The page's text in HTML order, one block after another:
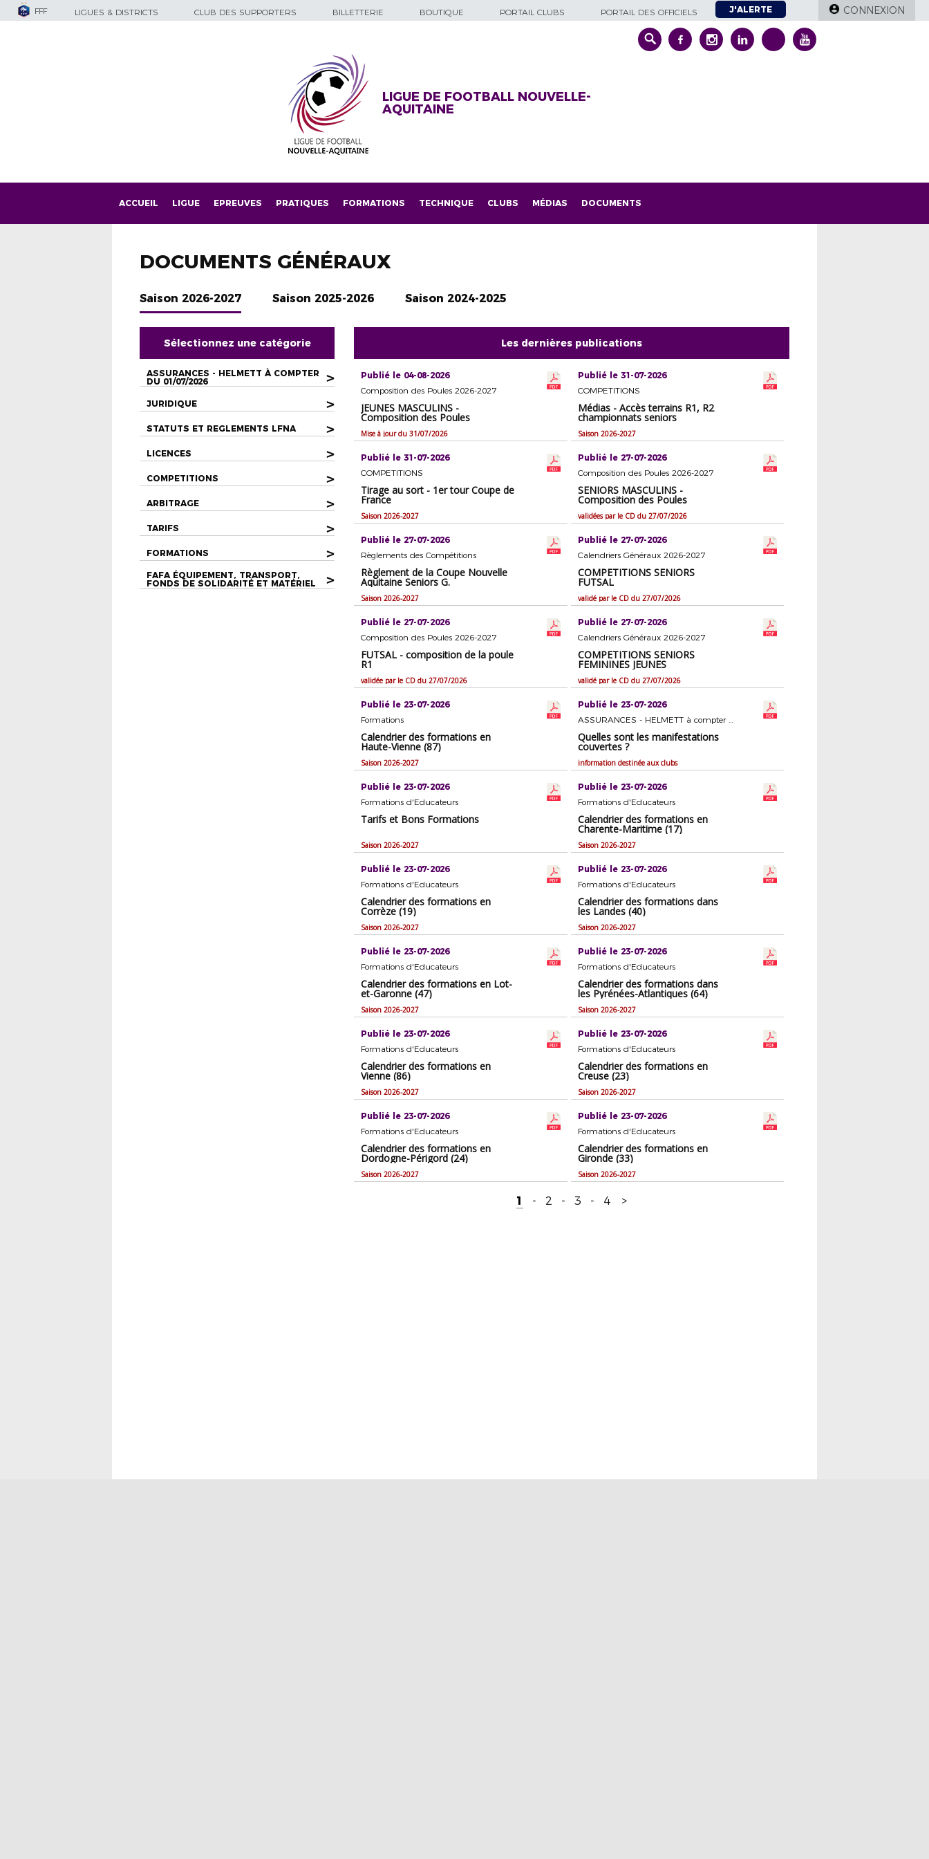
FFF LIGUES & DISTRICTS CLUB DES SUPPORTERS BILLETTERIE BOUTIQUE PORTAIL CLUBS PORTAIL DES OFFICIELS J'ALERTE CONNEXION
LIGUE DE FOOTBALL NOUVELLE-
AQUITAINE
ACCUEIL LIGUE EPREUVES PRATIQUES FORMATIONS TECHNIQUE CLUBS MÉDIAS DOCUMENTS
DOCUMENTS GÉNÉRAUX
Saison 2026-2027 Saison 2025-2026 Saison 2024-2025
Sélectionnez une catégorie
ASSURANCES - HELMETT À COMPTER
DU 01/07/2026
>
JURIDIQUE >
STATUTS ET REGLEMENTS LFNA >
LICENCES >
COMPETITIONS >
ARBITRAGE >
TARIFS >
FORMATIONS >
FAFA ÉQUIPEMENT, TRANSPORT,
FONDS DE SOLIDARITÉ ET MATÉRIEL
>
Les dernières publications
Publié le 04-08-2026
Composition des Poules 2026-2027
JEUNES MASCULINS -
Composition des Poules
Mise à jour du 31/07/2026
Publié le 31-07-2026
COMPETITIONS
Médias - Accès terrains R1, R2
championnats seniors
Saison 2026-2027
Publié le 31-07-2026
COMPETITIONS
Tirage au sort - 1er tour Coupe de
France
Saison 2026-2027
Publié le 27-07-2026
Composition des Poules 2026-2027
SENIORS MASCULINS -
Composition des Poules
validées par le CD du 27/07/2026
Publié le 27-07-2026
Règlements des Compétitions
Règlement de la Coupe Nouvelle
Aquitaine Seniors G.
Saison 2026-2027
Publié le 27-07-2026
Calendriers Généraux 2026-2027
COMPETITIONS SENIORS
FUTSAL
validé par le CD du 27/07/2026
Publié le 27-07-2026
Composition des Poules 2026-2027
FUTSAL - composition de la poule
R1
validée par le CD du 27/07/2026
Publié le 27-07-2026
Calendriers Généraux 2026-2027
COMPETITIONS SENIORS
FEMININES JEUNES
validé par le CD du 27/07/2026
Publié le 23-07-2026
Formations
Calendrier des formations en
Haute-Vienne (87)
Saison 2026-2027
Publié le 23-07-2026
ASSURANCES - HELMETT à compter du 01/07/2026
Quelles sont les manifestations
couvertes ?
information destinée aux clubs
Publié le 23-07-2026
Formations d'Educateurs
Tarifs et Bons Formations
Saison 2026-2027
Publié le 23-07-2026
Formations d'Educateurs
Calendrier des formations en
Charente-Maritime (17)
Saison 2026-2027
Publié le 23-07-2026
Formations d'Educateurs
Calendrier des formations en
Corrèze (19)
Saison 2026-2027
Publié le 23-07-2026
Formations d'Educateurs
Calendrier des formations dans
les Landes (40)
Saison 2026-2027
Publié le 23-07-2026
Formations d'Educateurs
Calendrier des formations en Lot-
et-Garonne (47)
Saison 2026-2027
Publié le 23-07-2026
Formations d'Educateurs
Calendrier des formations dans
les Pyrénées-Atlantiques (64)
Saison 2026-2027
Publié le 23-07-2026
Formations d'Educateurs
Calendrier des formations en
Vienne (86)
Saison 2026-2027
Publié le 23-07-2026
Formations d'Educateurs
Calendrier des formations en
Creuse (23)
Saison 2026-2027
Publié le 23-07-2026
Formations d'Educateurs
Calendrier des formations en
Dordogne-Périgord (24)
Saison 2026-2027
Publié le 23-07-2026
Formations d'Educateurs
Calendrier des formations en
Gironde (33)
Saison 2026-2027
1 - 2 - 3 - 4 >